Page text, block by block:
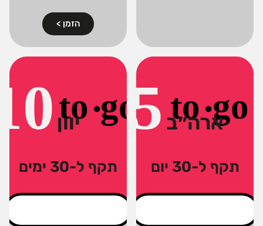
הזמן >
ארה״ב
תקף ל-30 יום
יוון
תקף ל-30 ימים